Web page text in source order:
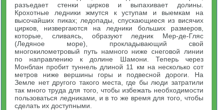
разъедает стенки цирков и выпахивает долины.
Крохотные ледники жмутся к уступам и выемкам на
высочайших пиках; ледопады, спускающиеся из висячих
цирков, низвергаются на ледники больших размеров,
которые, сливаясь, образуют ледник Мер-де-Гляс
(Ледяное море), прокладывающий свой
многокилометровый путь намного ниже снеговой линии
по направлению к долине Шамони. Теперь через
Монблан пробит туннель длиной 11 км на несколько сот
метров ниже вершины горы и подвесной дороги. На
Земле нет другого такого места, где бы люди затратили
так много труда для того, чтобы избежать необходимости
пользоваться ледниками, и в то же время для того, чтобы
сделать их доступными.